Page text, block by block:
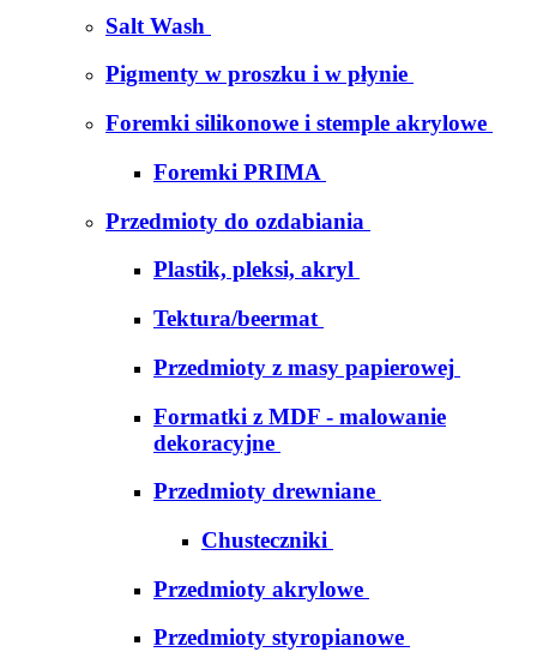
Salt Wash
Pigmenty w proszku i w płynie
Foremki silikonowe i stemple akrylowe
Foremki PRIMA
Przedmioty do ozdabiania
Plastik, pleksi, akryl
Tektura/beermat
Przedmioty z masy papierowej
Formatki z MDF - malowanie
dekoracyjne
Przedmioty drewniane
Chusteczniki
Przedmioty akrylowe
Przedmioty styropianowe